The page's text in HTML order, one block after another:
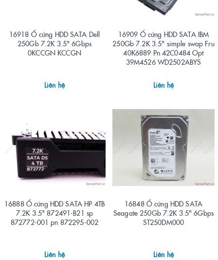
16918 Ổ cứng HDD SATA Dell
250Gb 7.2K 3.5" 6Gbps
0KCCGN KCCGN
Liên hệ
16909 Ổ cứng HDD SATA IBM
250Gb 7.2K 3.5" simple swap Fru
40K6889 Pn 42C0484 Opt
39M4526 WD2502ABYS
Liên hệ
16888 Ổ cứng HDD SATA HP 4TB
7.2K 3.5" 872491-B21 sp
872772-001 pn 872295-002
Liên hệ
16848 Ổ cứng HDD SATA
Seagate 250Gb 7.2K 3.5" 6Gbps
ST250DM000
Liên hệ